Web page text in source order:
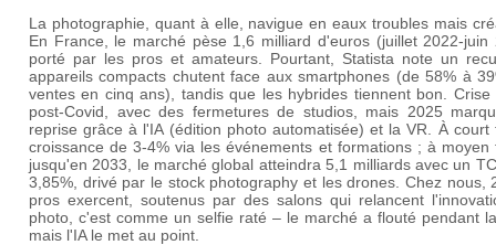
La photographie, quant à elle, navigue en eaux troubles mais
En France, le marché pèse 1,6 milliard d'euros (juillet 2022-juin
porté par les pros et amateurs. Pourtant, Statista note un
appareils compacts chutent face aux smartphones (de 58% à
ventes en cinq ans), tandis que les hybrides tiennent bon. Crise
post-Covid, avec des fermetures de studios, mais 2025
reprise grâce à l'IA (édition photo automatisée) et la VR. À court
croissance de 3-4% via les événements et formations ; à moyen
jusqu'en 2033, le marché global atteindra 5,1 milliards avec un
3,85%, drivé par le stock photography et les drones. Chez nous,
pros exercent, soutenus par des salons qui relancent
photo, c'est comme un selfie raté – le marché a flouté pendant
mais l'IA le met au point.